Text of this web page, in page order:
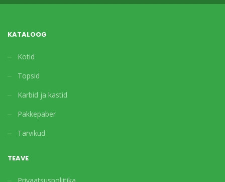
KATALOOG
Kotid
Topsid
Karbid ja kastid
Pakkepaber
Tarvikud
TEAVE